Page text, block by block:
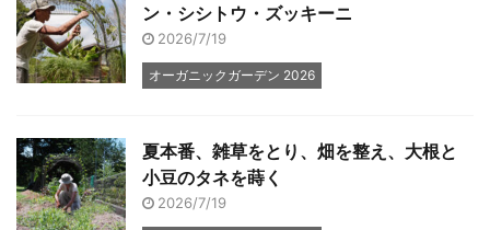
ン・シシトウ・ズッキーニ
2026/7/19
オーガニックガーデン 2026
夏本番、雑草をとり、畑を整え、大根と
小豆のタネを蒔く
2026/7/19